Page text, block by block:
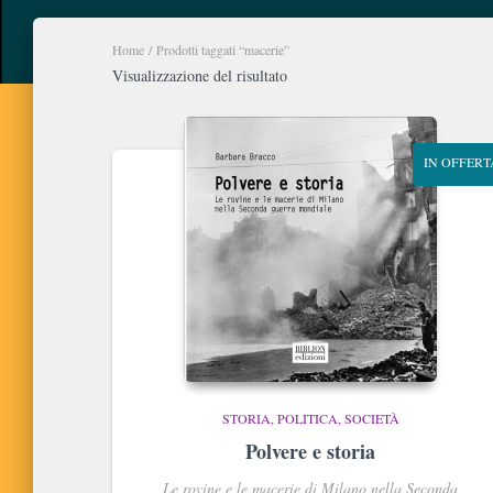
Home / Prodotti taggati “macerie”
Visualizzazione del risultato
IN
STORIA, POLITICA, SOCIETÀ
Polvere e storia
Le rovine e le macerie di Milano nella Seconda